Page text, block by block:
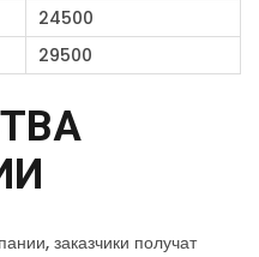
24500
29500
заказчики получат